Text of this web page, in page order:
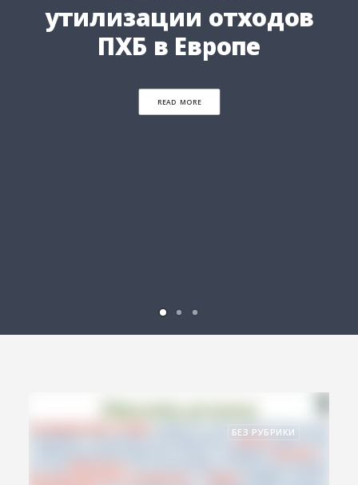
утилизации отходов
ПХБ в Европе
READ MORE
БЕЗ РУБРИКИ